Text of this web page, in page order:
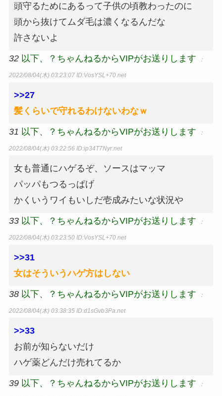
頭守るためにあるって子供の頃教わったのに
頭から抜けてムダ毛は濃くなるんだな
許さないよ
32 以下、？ちゃんねるからVIPがお送りします ：
2022/08/04(木) 03:23:07 ID:VosYSL+70.net
>>27
髪くらいで守れるわけないわなｗ
31 以下、？ちゃんねるからVIPがお送りします ：
2022/08/04(木) 03:22:56 ID:ip34T7Nyr.net
女も普通にハゲるぞ、ソースはマッマ
パッパもつるっぱげ
かくいうワイもいしだ壱成みたいな状況や
33 以下、？ちゃんねるからVIPがお送りします ：
2022/08/04(木) 03:23:50 ID:VosYSL+70.net
>>31
女はそういうハゲ方はしない
38 以下、？ちゃんねるからVIPがお送りします ：
2022/08/04(木) 03:38:35 ID:d1sGvb3Pa.net
>>33
お前が知らないだけ
ハゲ薬どんだけ売れてるか
39 以下、？ちゃんねるからVIPがお送りします ：